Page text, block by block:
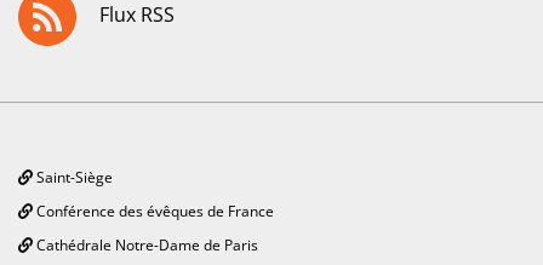
Flux RSS
Saint-Siège
Conférence des évêques de France
Cathédrale Notre-Dame de Paris